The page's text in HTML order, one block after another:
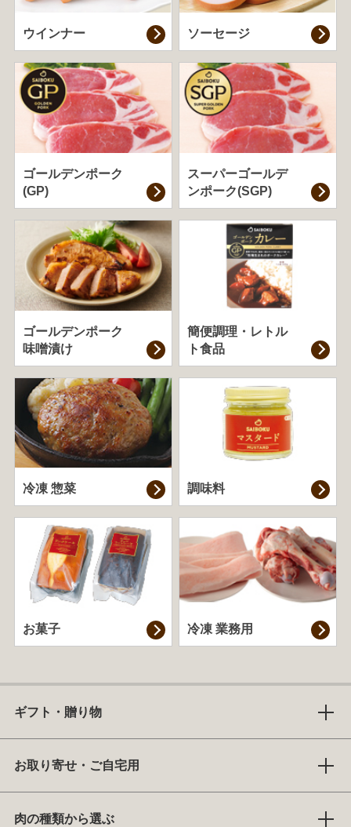
ウインナー ソーセージ
ゴールデンポーク
(GP)
スーパーゴールデ
ンポーク(SGP)
ゴールデンポーク
味噌漬け
簡便調理・ レトル
ト食品
冷凍 惣菜 調味料
お菓子 冷凍 業務用
ギフト・贈り物
お取り寄せ・ご自宅用
肉の種類から選ぶ